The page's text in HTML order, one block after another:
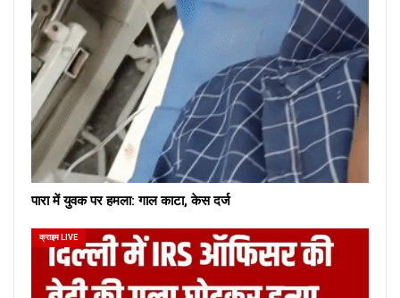
पारा में युवक पर हमला: गाल काटा, केस दर्ज
क्राइम LIVE